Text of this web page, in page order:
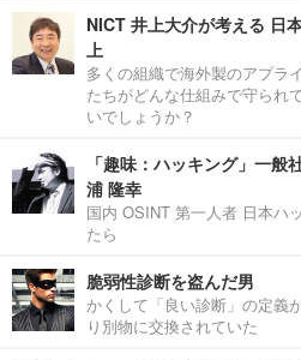
NICT 井上大介が考える 日
上
多くの組織で海外製のアプラ
たちがどんな仕組みで守られ
いでしょうか？
「趣味：ハッキング」一
浦 隆幸
国内 OSINT 第一人者 日本ハ
たら
脆弱性診断を盗んだ男
かくして「良い診断」の定義
り別物に交換されていた